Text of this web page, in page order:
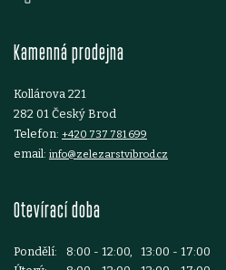
Kamenná prodejna
Kollárova 221
282 01 Český Brod
Telefon: +420 737 781 699
email: info@zelezarstvibrod.cz
Otevírací doba
Pondělí:
8:00 - 12:00, 13:00 - 17:00